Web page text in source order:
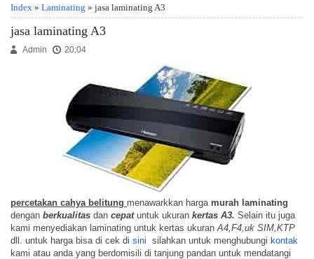
Index » Laminating » jasa laminating A3
jasa laminating A3
Admin 20:04
percetakan cahya belitung menawarkkan harga murah laminating
dengan berkualitas dan cepat untuk ukuran kertas A3. Selain itu juga
kami menyediakan laminating untuk kertas ukuranA4,F4,uk SIM,KTP
dll. untuk harga bisa di cek di sini silahkan untuk menghubungi kontak
kami atau anda yang berdomisili di tanjung pandan untuk mendatangi